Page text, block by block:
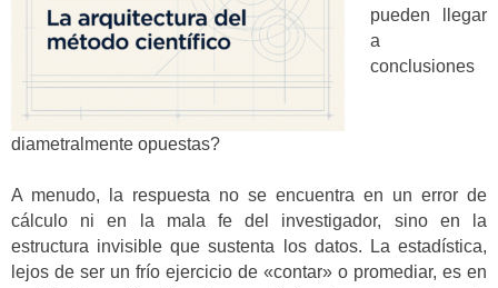
pueden llegar
a
conclusiones
diametralmente opuestas?
A menudo, la respuesta no se encuentra en un error de
cálculo ni en la mala fe del investigador, sino en la
estructura invisible que sustenta los datos. La estadística,
lejos de ser un frío ejercicio de «contar» o promediar, es en